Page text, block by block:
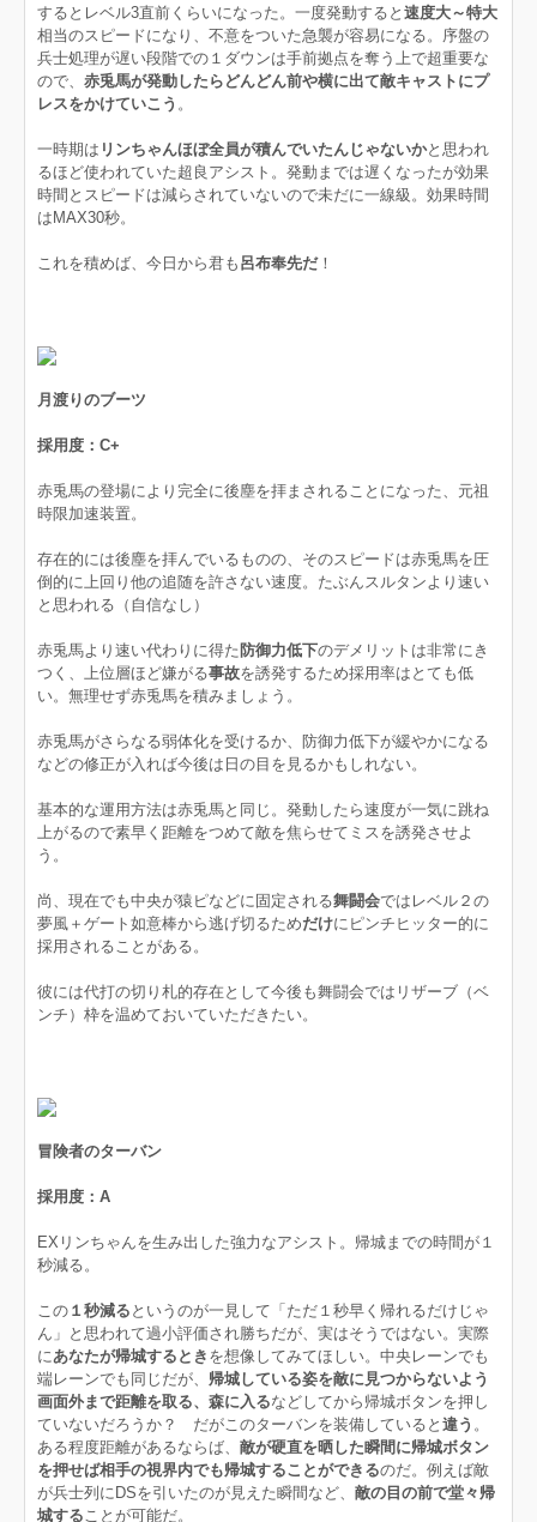
するとレベル3直前くらいになった。一度発動すると 速度大～特大
相当のスピードになり、不意をついた急襲が容易になる。序盤の
兵士処理が遅い段階での１ダウンは手前拠点を奪う上で超重要な
ので、 赤兎馬が発動したらどんどん前や横に出て敵キャストにプ
レスをかけていこう 。
一時期は リンちゃんほぼ全員が積んでいたんじゃないかと思われ
るほど使われていた超良アシスト。発動までは遅くなったが効果
時間とスピードは減らされていないので未だに一線級。効果時間
はMAX30秒。
これを積めば、今日から君も 呂布奉先だ！
月渡りのブーツ
採用度：C+
赤兎馬の登場により完全に後塵を拝まされることになった、元祖
時限加速装置。
存在的には後塵を拝んでいるものの、そのスピードは赤兎馬を圧
倒的に上回り他の追随を許さない速度。たぶんスルタンより速い
と思われる（自信なし）
赤兎馬より速い代わりに得た 防御力低下のデメリットは非常にき
つく、上位層ほど嫌がる事故を誘発するため採用率はとても低
い。無理せず赤兎馬を積みましょう。
赤兎馬がさらなる弱体化を受けるか、防御力低下が緩やかになる
などの修正が入れば今後は日の目を見るかもしれない。
基本的な運用方法は赤兎馬と同じ。発動したら速度が一気に跳ね
上がるので素早く距離をつめて敵を焦らせてミスを誘発させよ
う。
尚、現在でも中央が猿ピなどに固定される舞闘会ではレベル２の
夢風＋ゲート如意棒から逃げ切るためだけにピンチヒッター的に
採用されることがある。
彼には代打の切り札的存在として今後も舞闘会ではリザーブ（ベ
ンチ）枠を温めておいていただきたい。
冒険者のターバン
採用度：A
EXリンちゃんを生み出した強力なアシスト。帰城までの時間が１
秒減る。
この １秒減る というのが一見して「ただ１秒早く帰れるだけじゃ
ん」と思われて過小評価され勝ちだが、実はそうではない。実際
にあなたが帰城するとき を想像してみてほしい。中央レーンでも
端レーンでも同じだが、 帰城している姿を敵に見つからないよう
画面外まで距離を取る、森に入るなどしてから帰城ボタンを押し
ていないだろうか？ だがこのターバンを装備していると 違う 。
ある程度距離があるならば、 敵が硬直を晒した瞬間に帰城ボタン
を押せば相手の視界内でも帰城することができるのだ。例えば敵
が兵士列にDSを引いたのが見えた瞬間など、 敵の目の前で堂々帰
城することが可能だ。